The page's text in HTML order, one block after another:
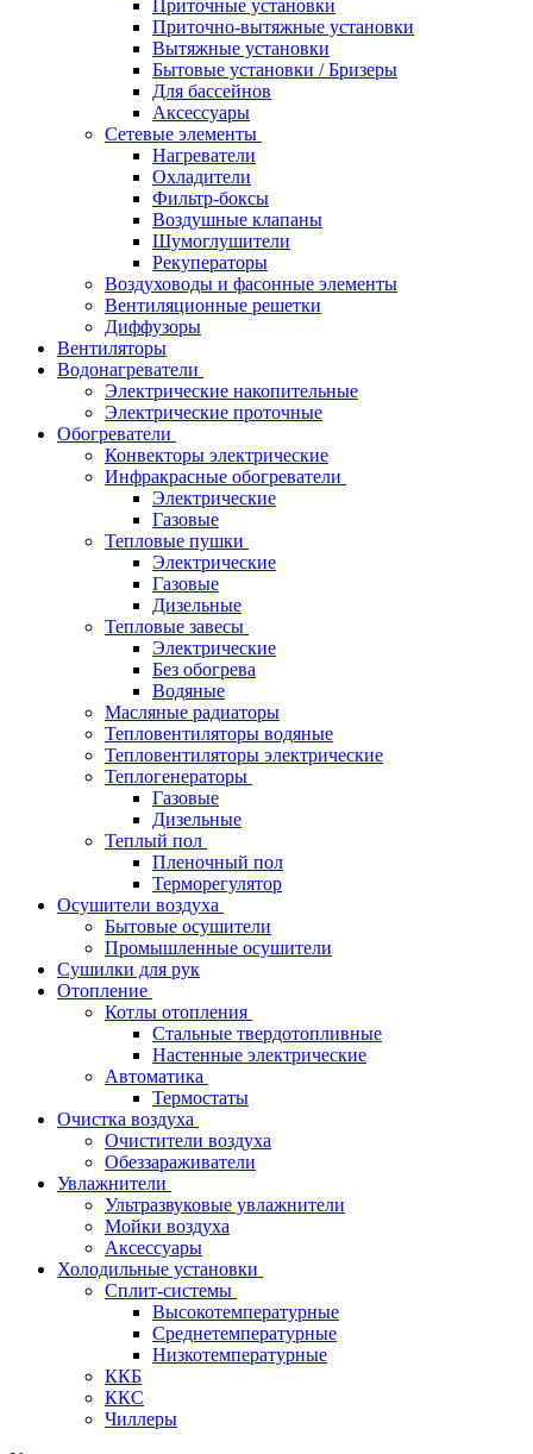
Приточные установки
Приточно-вытяжные установки
Вытяжные установки
Бытовые установки / Бризеры
Для бассейнов
Аксессуары
Сетевые элементы
Нагреватели
Охладители
Фильтр-боксы
Воздушные клапаны
Шумоглушители
Рекуператоры
Воздуховоды и фасонные элементы
Вентиляционные решетки
Диффузоры
Вентиляторы
Водонагреватели
Электрические накопительные
Электрические проточные
Обогреватели
Конвекторы электрические
Инфракрасные обогреватели
Электрические
Газовые
Тепловые пушки
Электрические
Газовые
Дизельные
Тепловые завесы
Электрические
Без обогрева
Водяные
Масляные радиаторы
Тепловентиляторы водяные
Тепловентиляторы электрические
Теплогенераторы
Газовые
Дизельные
Теплый пол
Пленочный пол
Терморегулятор
Осушители воздуха
Бытовые осушители
Промышленные осушители
Сушилки для рук
Отопление
Котлы отопления
Стальные твердотопливные
Настенные электрические
Автоматика
Термостаты
Очистка воздуха
Очистители воздуха
Обеззараживатели
Увлажнители
Ультразвуковые увлажнители
Мойки воздуха
Аксессуары
Холодильные установки
Сплит-системы
Высокотемпературные
Среднетемпературные
Низкотемпературные
ККБ
ККС
Чиллеры